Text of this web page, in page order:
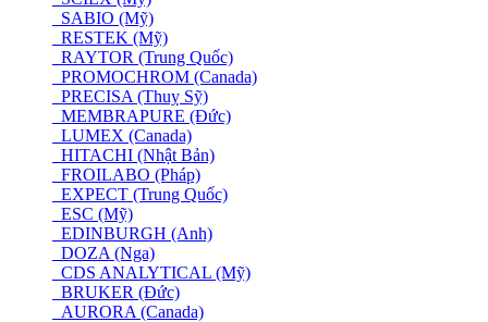
SABIO (Mỹ)
RESTEK (Mỹ)
RAYTOR (Trung Quốc)
PROMOCHROM (Canada)
PRECISA (Thuỵ Sỹ)
MEMBRAPURE (Đức)
LUMEX (Canada)
HITACHI (Nhật Bản)
FROILABO (Pháp)
EXPECT (Trung Quốc)
ESC (Mỹ)
EDINBURGH (Anh)
DOZA (Nga)
CDS ANALYTICAL (Mỹ)
BRUKER (Đức)
AURORA (Canada)